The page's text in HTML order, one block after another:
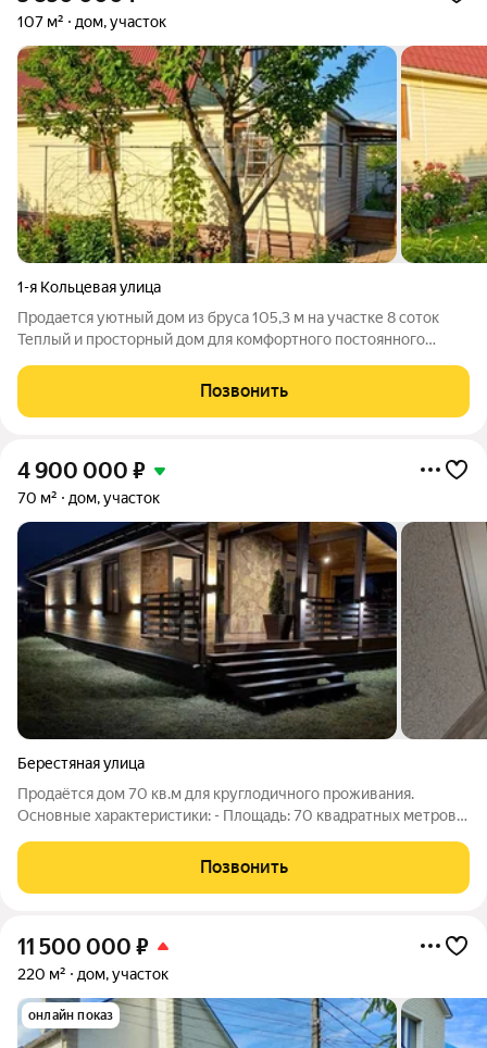
107 м² дом, участок
1-я Кольцевая улица
Продается уютный дом из бруса 105,3 м на участке 8 соток
Теплый и просторный дом для комфортного постоянного
Участок благоустроен: есть гараж, теплица и сарай.
Планировка дома 1 этаж:
Позвонить
4 900 000 ₽
70 м² дом, участок
Берестяная улица
Продаётся дом 70 кв.м для круглодичного проживания.
Основные характеристики: - Площадь: 70 квадратных метров
Планировка: все комнаты изолированы и просторная кухня-
гостиная. Комплектация дома: -
Позвонить
11 500 000 ₽
220 м² дом, участок
онлайн показ